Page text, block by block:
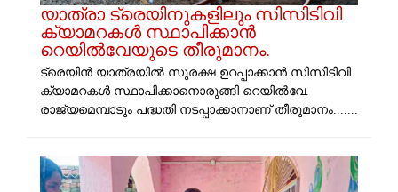
യാത്രാ ട്രെയിനുകളിലും സിസിടിവി
ക്യാമറകള്‍ സ്ഥാപിക്കാന്‍
റെയില്‍വേയുടെ തീരുമാനം.
ട്രെയിന്‍ യാത്രയിൽ സുരക്ഷ ഉറപ്പാക്കാൻ സിസിടിവി
ക്യാമറകള്‍ സ്ഥാപിക്കാനൊരുങ്ങി റെയില്‍വേ.
രാജ്യമെമ്പാടും പദ്ധതി നടപ്പാക്കാനാണ് തീരുമാനം.......